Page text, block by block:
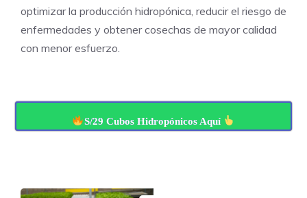
optimizar la producción hidropónica, reducir el riesgo de
enfermedades y obtener cosechas de mayor calidad
con menor esfuerzo.
S/29 Cubos Hidropónicos Aquí